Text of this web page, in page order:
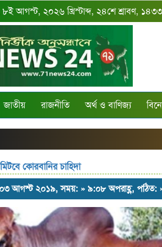
আগস্ট, ২০২৬ খ্রিস্টাব্দ, ২৪শে শ্রাবণ,
জাতীয় রাজনীতি অর্থ ও বাণিজ্য
কোরবানির চাহিদা
০৩ আগস্ট ২০১৯, সময়: » ৯:০৮ অপরাহ্ণ, পঠিত: